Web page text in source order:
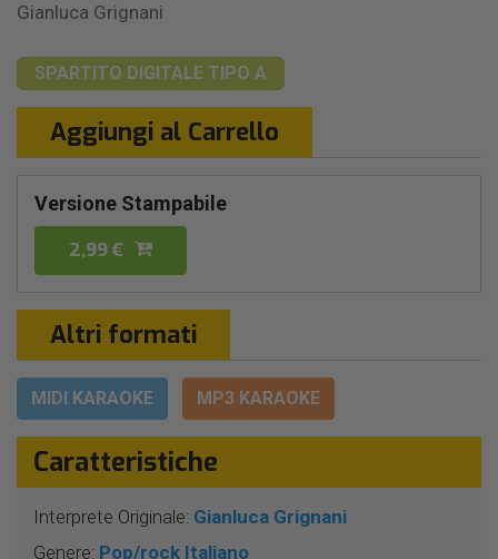
Gianluca Grignani
SPARTITO DIGITALE TIPO A
Aggiungi al Carrello
Versione Stampabile
2,99 €
Altri formati
MIDI KARAOKE MP3 KARAOKE
Caratteristiche
Interprete Originale: Gianluca Grignani
Genere: Pop/rock Italiano